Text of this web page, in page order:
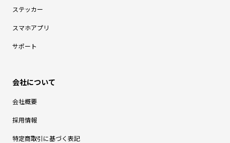
ステッカー
スマホアプリ
サポート
会社概要
採用情報
特定商取引に基づく表記